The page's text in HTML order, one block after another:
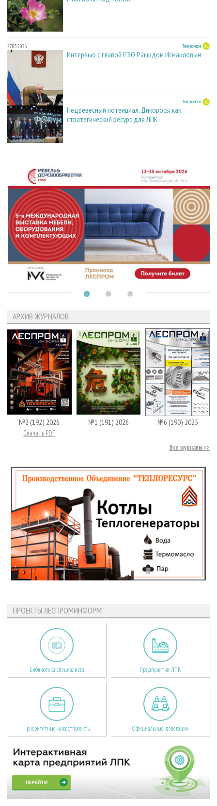
27.05.2026 Тема номера
Интервью с главой РЭО Рашидом Исмаиловым
27.05.2026 Тема номера
Недревесный потенциал. Дикоросы как
стратегический ресурс для ЛПК
АРХИВ ЖУРНАЛОВ
№2 (192) 2026
Скачать PDF
№1 (191) 2026 №6 (190) 2025
Все журналы
ПРОЕКТЫ ЛЕСПРОМИНФОРМ
Библиотека специалиста Предприятия ЛПК
Приоритетные инвестпроекты Официальные делегации